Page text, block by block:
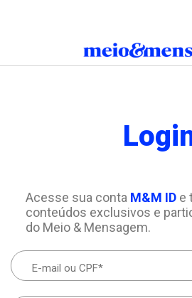
Acesse sua conta M&M IDe
conteúdos exclusivos e
do Meio & Mensagem.